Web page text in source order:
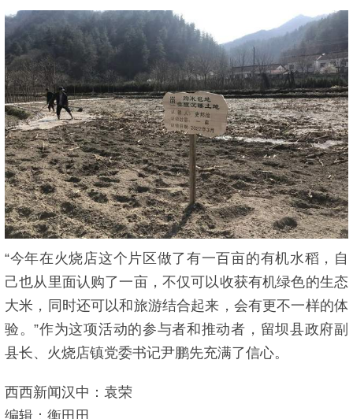
“今年在火烧店这个片区做了有一百亩的有机水稻，自
己也从里面认购了一亩，不仅可以收获有机绿色的生态
大米，同时还可以和旅游结合起来，会有更不一样的体
验。”作为这项活动的参与者和推动者，留坝县政府副
县长、火烧店镇党委书记尹鹏先充满了信心。
西西新闻汉中：袁荣